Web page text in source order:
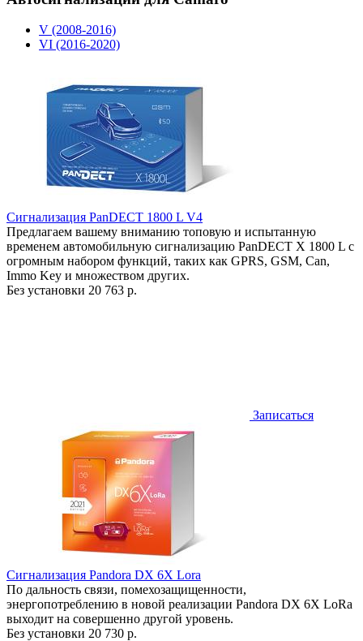
V (2008-2016)
VI (2016-2020)
Сигнализация PanDECT 1800 L V4
Предлагаем вашему вниманию топовую и испытанную
временем автомобильную сигнализацию PanDECT X 1800 L с
огромным набором функций, таких как GPRS, GSM, Can,
Immo Key и множеством других.
Без установки 20 763 р.
Записаться
Сигнализация Pandora DX 6X Lora
По дальность связи, помехозащищенности,
энергопотреблению в новой реализации Pandora DX 6X LoRa
выходит на совершенно другой уровень.
Без установки 20 730 р.